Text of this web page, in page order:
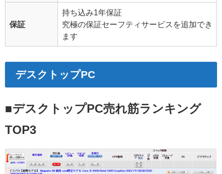
保証
持ち込み1年保証
究極の保証セーフティサービスを追加でき
ます
デスクトップPC
■デスクトップPC売れ筋ランキング
TOP3